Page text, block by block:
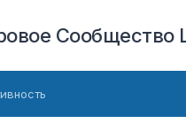
Сообщество